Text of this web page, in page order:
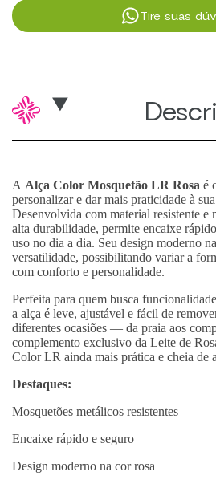
Tire suas
A Alça Color Mosquetão LR Rosa é
personalizar e dar mais praticidade à
Desenvolvida com material resistente e
alta durabilidade, permite encaixe
uso no dia a dia. Seu design moderno
versatilidade, possibilitando variar a
com conforto e personalidade.
Perfeita para quem busca
a alça é leve, ajustável e fácil de
diferentes ocasiões — da praia aos
complemento exclusivo da Leite de
Color LR ainda mais prática e cheia de
Destaques:
Mosquetões metálicos resistentes
Encaixe rápido e seguro
Design moderno na cor rosa